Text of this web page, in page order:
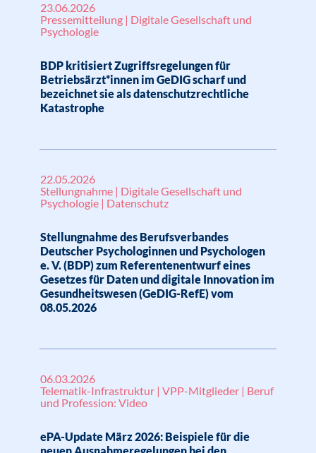
23.06.2026
Pressemitteilung | Digitale Gesellschaft und
Psychologie
BDP kritisiert Zugriffsregelungen für
Betriebsärzt*innen im GeDIG scharf und
bezeichnet sie als datenschutzrechtliche
Katastrophe
22.05.2026
Stellungnahme | Digitale Gesellschaft und
Psychologie | Datenschutz
Stellungnahme des Berufsverbandes
Deutscher Psychologinnen und Psychologen
e. V. (BDP) zum Referentenentwurf eines
Gesetzes für Daten und digitale Innovation im
Gesundheitswesen (GeDIG-RefE) vom
08.05.2026
06.03.2026
Telematik-Infrastruktur | VPP-Mitglieder | Beruf
und Profession: Video
ePA-Update März 2026: Beispiele für die